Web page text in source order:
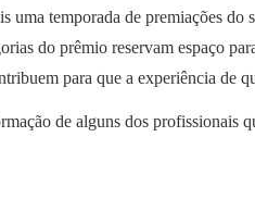
uma temporada de premiações do
do prêmio reservam espaço
para que a experiência de
de alguns dos profissionais